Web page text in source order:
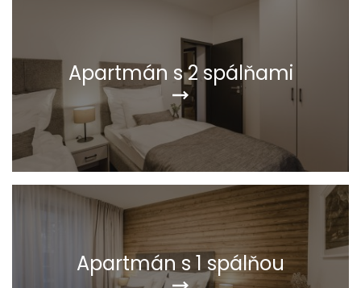
Apartmán s 2 spálňami
Apartmán s 1 spálňou